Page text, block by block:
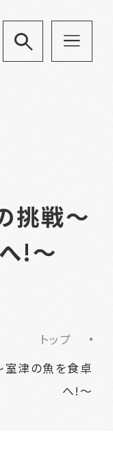
挑戦～
!～
トップ
室津の魚を食卓
へ!～